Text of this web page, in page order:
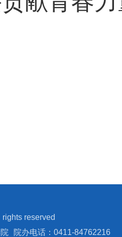
reserved
院办电话：0411-84762216